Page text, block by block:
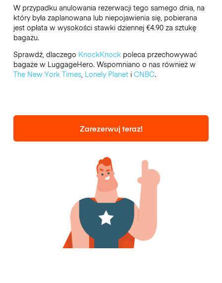
W przypadku anulowania rezerwacji tego samego dnia, na
który była zaplanowana lub niepojawienia się, pobierana
jest opłata w wysokości stawki dziennej €4.90 za sztukę
bagażu.
Sprawdź, dlaczego KnockKnockpoleca przechowywać
bagaże w LuggageHero. Wspomniano o nas również w
The New York Times, Lonely Planeti CNBC.
Zarezerwuj teraz!